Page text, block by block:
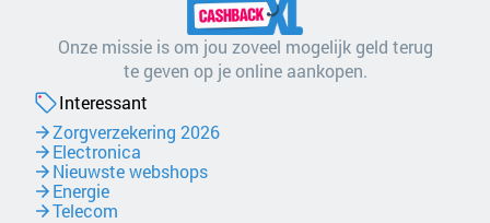
Onze missie is om jou zoveel mogelijk geld terug
te geven op je online aankopen.
Interessant
Zorgverzekering 2026
Electronica
Nieuwste webshops
Energie
Telecom